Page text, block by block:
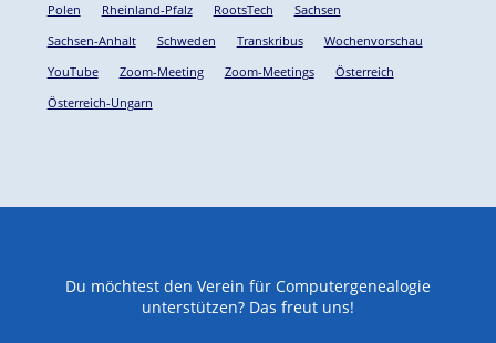
Polen
Rheinland-Pfalz RootsTech
Sachsen
Sachsen-Anhalt
Schweden Transkribus
Wochenvorschau
YouTube
Zoom-Meeting Zoom-Meetings
Österreich
Österreich-Ungarn
Du möchtest den Verein für Computergenealogie
unterstützen? Das freut uns!